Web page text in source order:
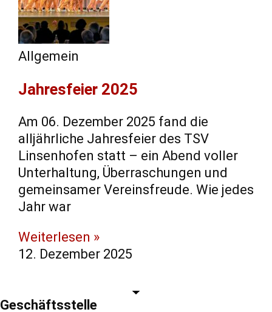
Allgemein
Jahresfeier 2025
Am 06. Dezember 2025 fand die
alljährliche Jahresfeier des TSV
Linsenhofen statt – ein Abend voller
Unterhaltung, Überraschungen und
gemeinsamer Vereinsfreude. Wie jedes
Jahr war
Weiterlesen »
12. Dezember 2025
Geschäftsstelle